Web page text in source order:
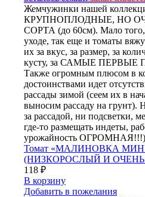
Жемчужинки нашей
КРУПНОПЛОДНЫЕ, НО
СОРТА (до 60см). Мало того,
уходе, так еще и томаты
их за вкус, за размер, за
кусту, за САМЫЕ ПЕРВЫЕ
Также огромным плюсом в
достоинствами идет
рассады зимой (сеем их в
выносим рассаду на грунт).
за рассадой, ни подсветки,
где-то размещать индеты,
урожайность ОГРОМНАЯ!!!)
Томат «МАЛИНОВКА
(НИЗКОРОСЛЫЙ И ОЧЕНЬ
118 ₽
В корзину
Добавить в пожелания